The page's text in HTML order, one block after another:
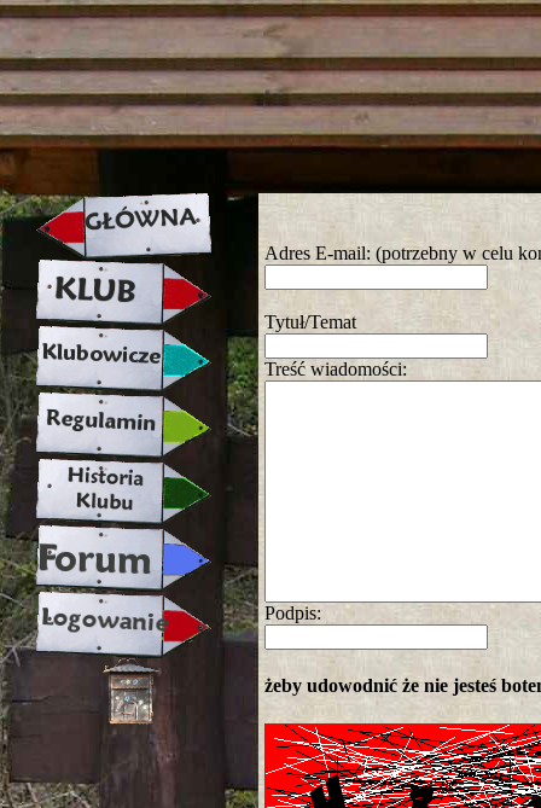
strona w naprawie zapraszamy
Adres E-mail: (potrzebny w celu
Tytuł/Temat
Treść wiadomości:
Podpis:
żeby udowodnić że nie jesteś